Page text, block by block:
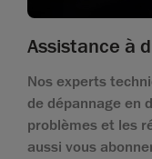
Assistance à
Nos experts
de dépannage en
problèmes et les
aussi vous